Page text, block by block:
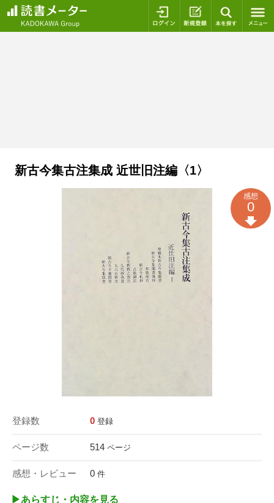
ログイン 新規登録
新古今集古注集成 近世旧注編〈1〉
登録数 0 登録
ページ数 514 ページ
感想・レビュー 0 件
感想
0
▶︎あらすじ・内容を見る